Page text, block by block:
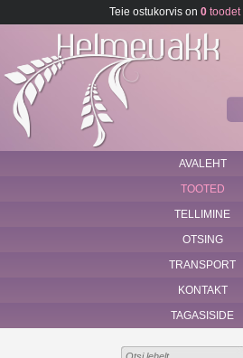
Teie ostukorvis on 0toodet|
AVALEHT
TOOTED
TELLIMINE
OTSING
TRANSPORT
KONTAKT
TAGASISIDE